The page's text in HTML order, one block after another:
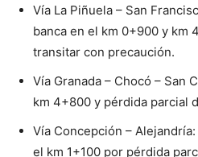
Vía La Piñuela – San
banca en el km 0+900 y km
transitar con precaución.
Vía Granada – Chocó – San
km 4+800 y pérdida parcial
Vía Concepción –
el km 1+100 por pérdida